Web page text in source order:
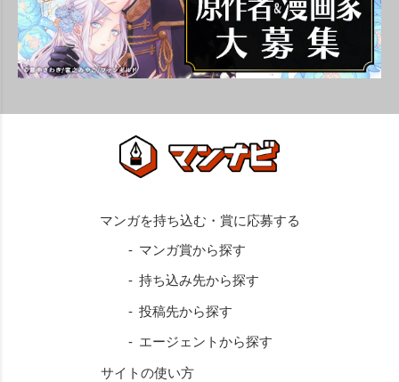
マンガ賞から探す
持ち込み先から探す
投稿先から探す
エージェントから探す
サイトの使い方